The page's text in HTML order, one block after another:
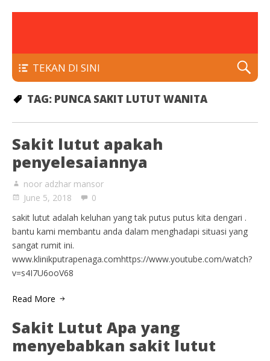
TEKAN DI SINI
TAG: PUNCA SAKIT LUTUT WANITA
Sakit lutut apakah
penyelesaiannya
noor adzhar mansor
June 5, 2018
0
sakit lutut adalah keluhan yang tak putus putus kita dengari .
bantu kami membantu anda dalam menghadapi situasi yang
sangat rumit ini.
www.klinikputrapenaga.comhttps://www.youtube.com/watch?
v=s4I7U6ooV68
Read More
Sakit Lutut Apa yang
menyebabkan sakit lutut